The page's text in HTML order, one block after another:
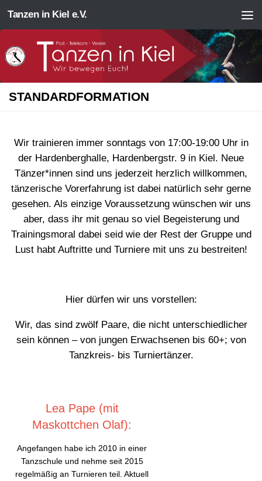
Zum Inhalt springen
Tanzen in Kiel e.V.
STANDARDFORMATION
Wir trainieren immer sonntags von 17:00-19:00 Uhr in
der Hardenberghalle, Hardenbergstr. 9 in Kiel. Neue
Tänzer*innen sind uns jederzeit herzlich willkommen,
tänzerische Vorerfahrung ist dabei natürlich sehr gerne
gesehen. Als einzige Voraussetzung wünschen wir uns
aber, dass ihr mit genau so viel Begeisterung und
Trainingsmoral dabei seid wie der Rest der Gruppe und
Lust habt Auftritte und Turniere mit uns zu bestreiten!
Hier dürfen wir uns vorstellen:
Wir, das sind zwölf Paare, die nicht unterschiedlicher
sein können – von jungen Erwachsenen bis 60+; von
Tanzkreis- bis Turniertänzer.
Lea Pape (mit
Maskottchen Olaf):
Angefangen habe ich 2010 in einer
Tanzschule und nehme seit 2015
regelmäßig an Turnieren teil. Aktuell